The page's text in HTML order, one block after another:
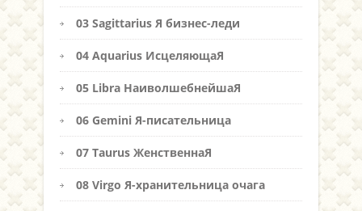
03 Sagittarius Я бизнес-леди
04 Aquarius ИсцеляющаЯ
05 Libra НаиволшебнейшаЯ
06 Gemini Я-писательница
07 Taurus ЖенственнаЯ
08 Virgo Я-хранительница очага